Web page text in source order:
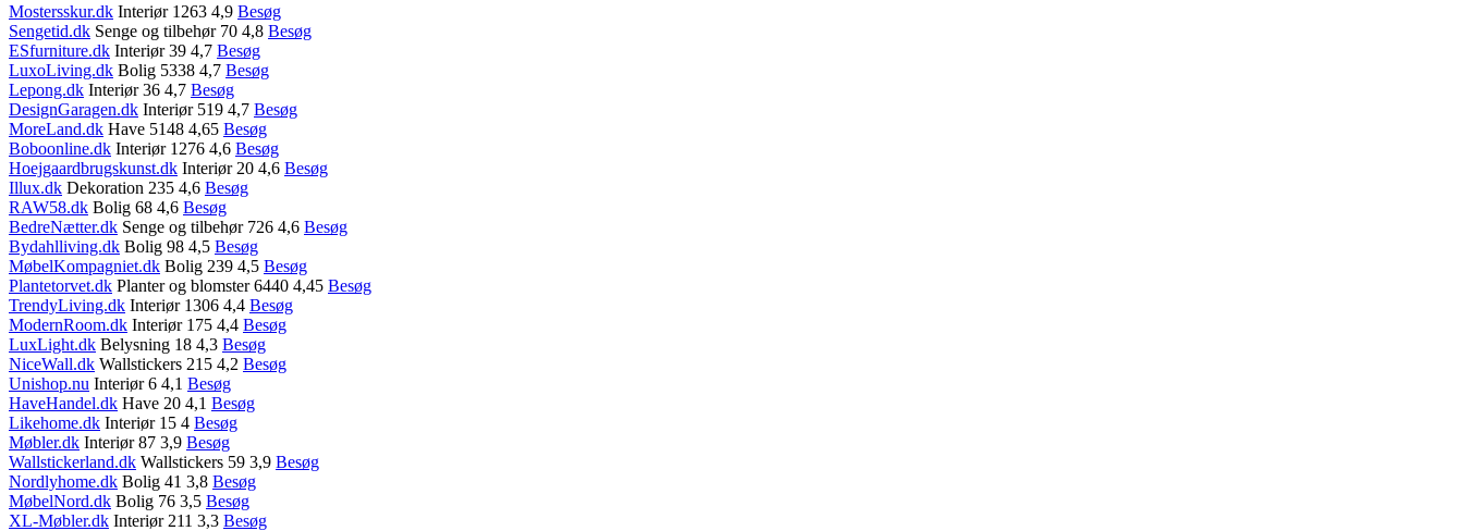
Mostersskur.dk Interiør 1263 4,9 Besøg
Sengetid.dk Senge og tilbehør 70 4,8 Besøg
ESfurniture.dk Interiør 39 4,7 Besøg
LuxoLiving.dk Bolig 5338 4,7 Besøg
Lepong.dk Interiør 36 4,7 Besøg
DesignGaragen.dk Interiør 519 4,7 Besøg
MoreLand.dk Have 5148 4,65 Besøg
Boboonline.dk Interiør 1276 4,6 Besøg
Hoejgaardbrugskunst.dk Interiør 20 4,6 Besøg
Illux.dk Dekoration 235 4,6 Besøg
RAW58.dk Bolig 68 4,6 Besøg
BedreNætter.dk Senge og tilbehør 726 4,6 Besøg
Bydahlliving.dk Bolig 98 4,5 Besøg
MøbelKompagniet.dk Bolig 239 4,5 Besøg
Plantetorvet.dk Planter og blomster 6440 4,45 Besøg
TrendyLiving.dk Interiør 1306 4,4 Besøg
ModernRoom.dk Interiør 175 4,4 Besøg
LuxLight.dk Belysning 18 4,3 Besøg
NiceWall.dk Wallstickers 215 4,2 Besøg
Unishop.nu Interiør 6 4,1 Besøg
HaveHandel.dk Have 20 4,1 Besøg
Likehome.dk Interiør 15 4 Besøg
Møbler.dk Interiør 87 3,9 Besøg
Wallstickerland.dk Wallstickers 59 3,9 Besøg
Nordlyhome.dk Bolig 41 3,8 Besøg
MøbelNord.dk Bolig 76 3,5 Besøg
XL-Møbler.dk Interiør 211 3,3 Besøg